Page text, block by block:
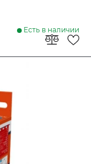
Есть в наличии